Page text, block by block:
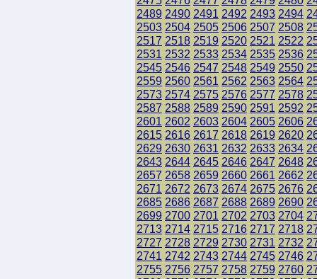
2489 2490 2491 2492 2493 2494
2503 2504 2505 2506 2507 2508
2517 2518 2519 2520 2521 2522
2531 2532 2533 2534 2535 2536
2545 2546 2547 2548 2549 2550
2559 2560 2561 2562 2563 2564
2573 2574 2575 2576 2577 2578
2587 2588 2589 2590 2591 2592
2601 2602 2603 2604 2605 2606
2615 2616 2617 2618 2619 2620
2629 2630 2631 2632 2633 2634
2643 2644 2645 2646 2647 2648
2657 2658 2659 2660 2661 2662
2671 2672 2673 2674 2675 2676
2685 2686 2687 2688 2689 2690
2699 2700 2701 2702 2703 2704
2713 2714 2715 2716 2717 2718
2727 2728 2729 2730 2731 2732
2741 2742 2743 2744 2745 2746
2755 2756 2757 2758 2759 2760